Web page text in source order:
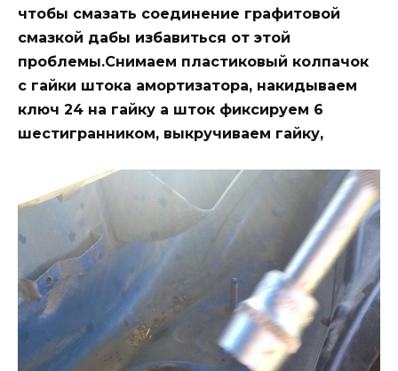
чтобы смазать соединение графитовой
смазкой дабы избавиться от этой
проблемы.Снимаем пластиковый колпачок
с гайки штока амортизатора, накидываем
ключ 24 на гайку а шток фиксируем 6
шестигранником, выкручиваем гайку,